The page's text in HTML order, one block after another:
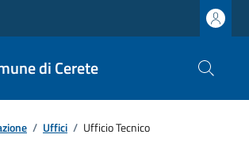
di Cerete
/ Uffici / Ufficio Tecnico